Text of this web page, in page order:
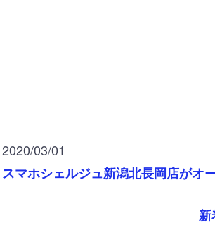
2020/03/01
スマホシェルジュ新潟北長岡店がオ
新